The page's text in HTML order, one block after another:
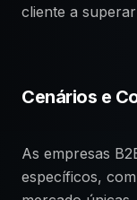
cliente a
Cenários e
As empresas
específicos,